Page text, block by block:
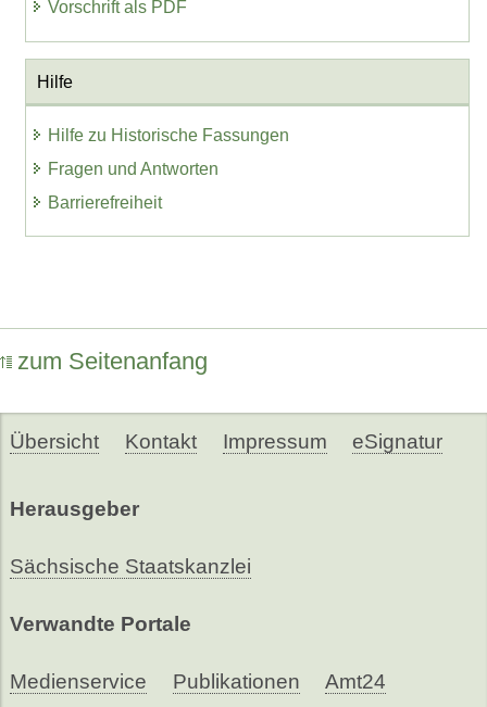
Vorschrift als PDF
Hilfe
Hilfe zu Historische Fassungen
Fragen und Antworten
Barrierefreiheit
zum Seitenanfang
Übersicht Kontakt Impressum eSignatur
Herausgeber
Sächsische Staatskanzlei
Verwandte Portale
Medienservice Publikationen Amt24